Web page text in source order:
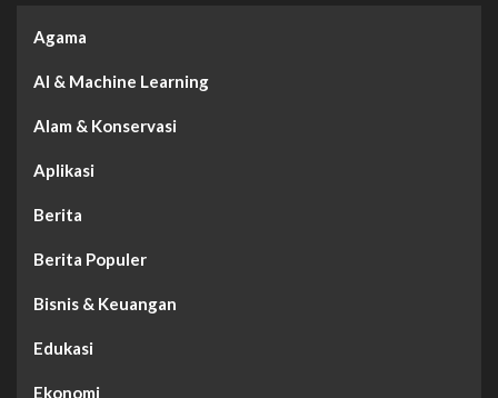
Agama
AI & Machine Learning
Alam & Konservasi
Aplikasi
Berita
Berita Populer
Bisnis & Keuangan
Edukasi
Ekonomi